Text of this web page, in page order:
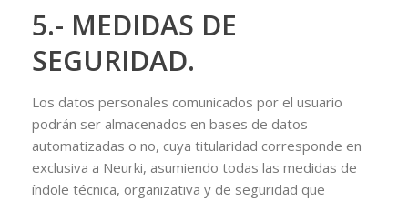
5.- MEDIDAS DE
SEGURIDAD.
Los datos personales comunicados por el usuario
podrán ser almacenados en bases de datos
automatizadas o no, cuya titularidad corresponde en
exclusiva a Neurki, asumiendo todas las medidas de
índole técnica, organizativa y de seguridad que